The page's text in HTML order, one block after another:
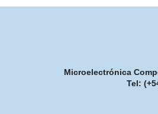
Microelectrónica
Tel: